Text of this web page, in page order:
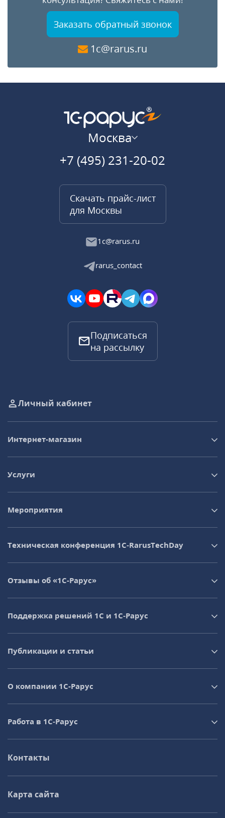
Заказать обратный звонок
1c@rarus.ru
Москва
+7 (495) 231-20-02
Скачать прайс-лист
для Москвы
1c@rarus.ru
rarus_contact
Подписаться
на рассылку
Личный кабинет
Интернет-магазин
Услуги
Мероприятия
Техническая конференция 1C‑RarusTechDay
Отзывы об «1С-Рарус»
Поддержка решений 1С и 1С‑Рарус
Публикации и статьи
О компании 1C-Рарус
Работа в 1С‑Рарус
Контакты
Карта сайта